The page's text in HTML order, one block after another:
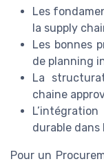
Les
la supply
Les bonnes
de planning
La
chaine
durable dans
Pour un